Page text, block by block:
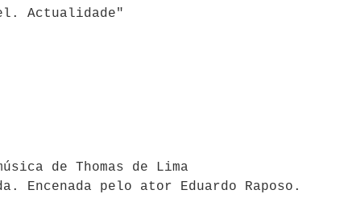
Actualidade"
de Thomas de Lima
Encenada pelo ator Eduardo Raposo.